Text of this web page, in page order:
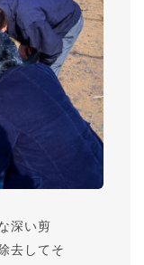
深い剪
去してそ